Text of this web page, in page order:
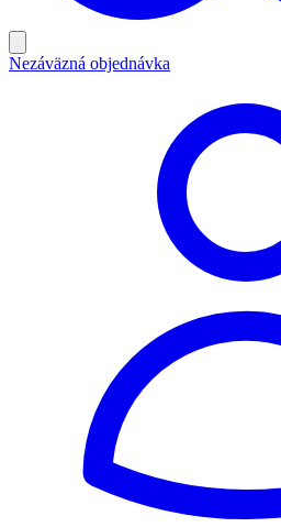
Nezáväzná objednávka